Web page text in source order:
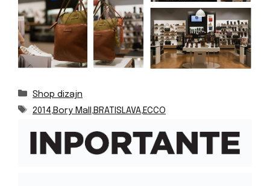
Kategórie
Shop dizajn
Značky
2014,Bory Mall ,BRATISLAVA,ECCO